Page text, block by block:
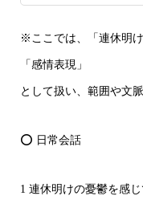
※ここでは、「連休明
「感情表現」
として扱い、範囲や文
⭕ 日常会話
1 連休明けの憂鬱を感